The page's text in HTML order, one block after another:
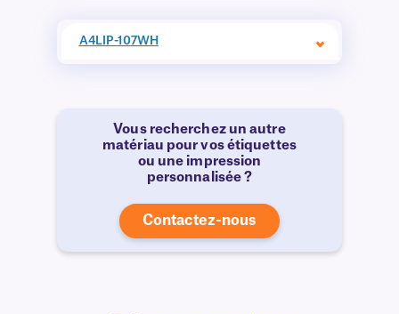
A4LIP-107WH
Vous recherchez un autre
matériau pour vos étiquettes
ou une impression
personnalisée ?
Contactez-nous